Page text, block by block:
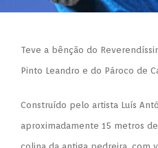
Teve a bênção do
Pinto Leandro e do Pároco de
Construído pelo artista Luís
aproximadamente 15 metros